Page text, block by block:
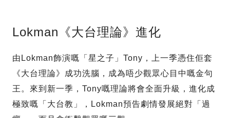
Lokman《大台理論》進化
由Lokman飾演嘅「星之子」Tony，上一季憑住佢套
《大台理論》成功洗腦，成為唔少觀眾心目中嘅金句
王。來到新一季，Tony嘅理論將會全面升級，進化成
極致嘅「大台教」，Lokman預告劇情發展絕對「過